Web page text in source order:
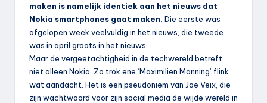
maken is namelijk identiek aan het nieuws dat
Nokia smartphones gaat maken. Die eerste was
afgelopen week veelvuldig in het nieuws, die tweede
was in april groots in het nieuws.
Maar de vergeetachtigheid in de techwereld betreft
niet alleen Nokia. Zo trok ene ‘Maximilien Manning’ flink
wat aandacht. Het is een pseudoniem van Joe Veix, die
zijn wachtwoord voor zijn social media de wijde wereld in